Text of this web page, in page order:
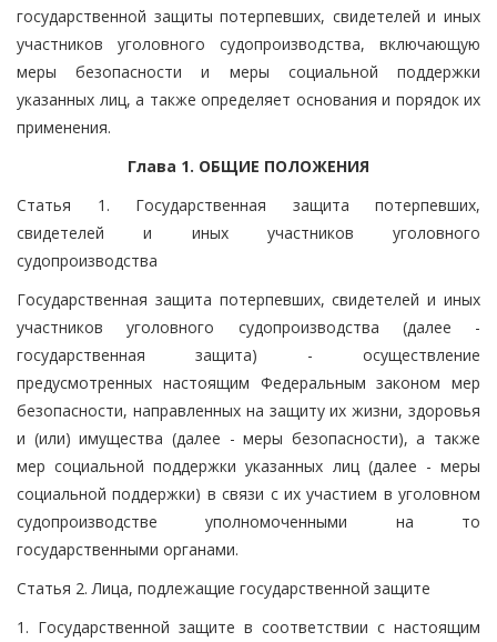
государственной защиты потерпевших, свидетелей и иных
участников уголовного судопроизводства, включающую
меры безопасности и меры социальной поддержки
указанных лиц, а также определяет основания и порядок их
применения.
Глава 1. ОБЩИЕ ПОЛОЖЕНИЯ
Статья 1. Государственная защита потерпевших,
свидетелей и иных участников уголовного
судопроизводства
Государственная защита потерпевших, свидетелей и иных
участников уголовного судопроизводства (далее -
государственная защита) - осуществление
предусмотренных настоящим Федеральным законом мер
безопасности, направленных на защиту их жизни, здоровья
и (или) имущества (далее - меры безопасности), а также
мер социальной поддержки указанных лиц (далее - меры
социальной поддержки) в связи с их участием в уголовном
судопроизводстве уполномоченными на то
государственными органами.
Статья 2. Лица, подлежащие государственной защите
1. Государственной защите в соответствии с настоящим